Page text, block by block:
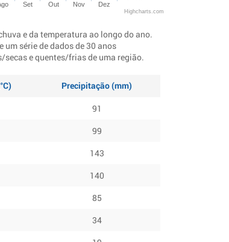
Set Out Nov Dez
Highcharts.com
e da temperatura ao longo do ano.
série de dados de 30 anos
e quentes/frias de uma região.
Precipitação (mm)
91
99
143
140
85
34